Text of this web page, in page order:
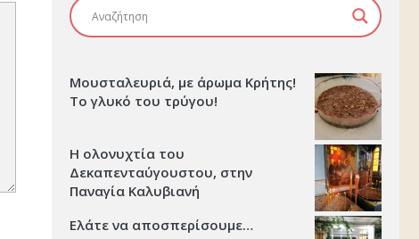
Μουσταλευριά, με άρωμα Κρήτης!
Το γλυκό του τρύγου!
Η ολονυχτία του
Δεκαπενταύγουστου, στην
Παναγία Καλυβιανή
Ελάτε να αποσπερίσουμε…